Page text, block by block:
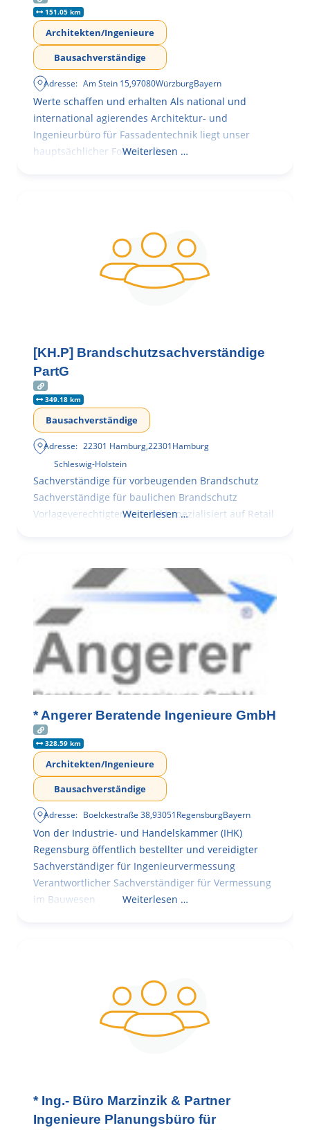
151.05 km
Architekten/Ingenieure
Bausachverständige
Adresse: Am Stein 15,97080WürzburgBayern
Werte schaffen und erhalten Als national und
international agierendes Architektur- und
Ingenieurbüro für Fassadentechnik liegt unser
hauptsächlicher Fokus in der
Weiterlesen …
[KH.P] Brandschutzsachverständige
PartG
349.18 km
Bausachverständige
Adresse: 22301 Hamburg,22301Hamburg
Schleswig-Holstein
Sachverständige für vorbeugenden Brandschutz
Sachverständige für baulichen Brandschutz
Vorlageverechtigter Architekt spezialisiert auf Retail
Weiterlesen …
* Angerer Beratende Ingenieure GmbH
328.59 km
Architekten/Ingenieure
Bausachverständige
Adresse: Boelckestraße 38,93051RegensburgBayern
Von der Industrie- und Handelskammer (IHK)
Regensburg öffentlich bestellter und vereidigter
Sachverständiger für Ingenieurvermessung
Verantwortlicher Sachverständiger für Vermessung
im Bauwesen
Weiterlesen …
* Ing.- Büro Marzinzik & Partner
Ingenieure Planungsbüro für